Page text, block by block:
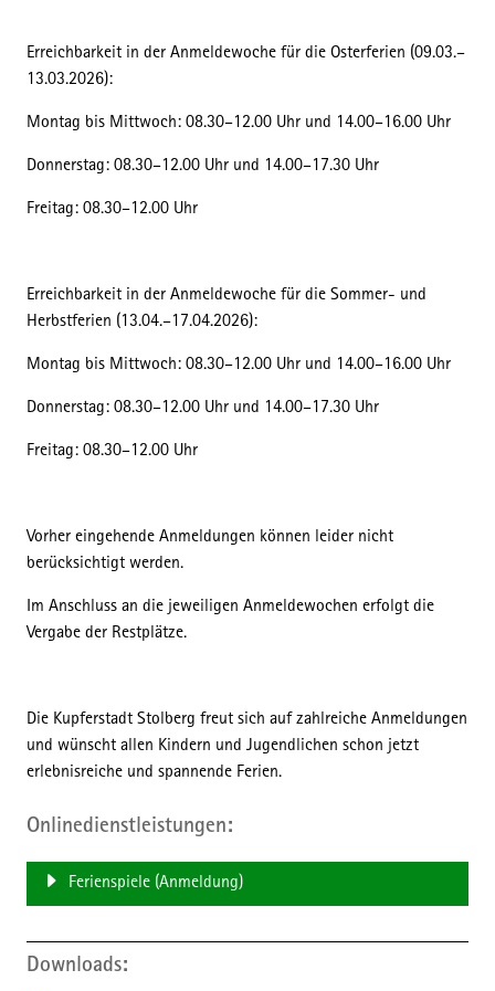
Erreichbarkeit in der Anmeldewoche für die Osterferien (09.03.–
13.03.2026):
Montag bis Mittwoch: 08.30–12.00 Uhr und 14.00–16.00 Uhr
Donnerstag: 08.30–12.00 Uhr und 14.00–17.30 Uhr
Freitag: 08.30–12.00 Uhr
Erreichbarkeit in der Anmeldewoche für die Sommer- und
Herbstferien (13.04.–17.04.2026):
Montag bis Mittwoch: 08.30–12.00 Uhr und 14.00–16.00 Uhr
Donnerstag: 08.30–12.00 Uhr und 14.00–17.30 Uhr
Freitag: 08.30–12.00 Uhr
Vorher eingehende Anmeldungen können leider nicht
berücksichtigt werden.
Im Anschluss an die jeweiligen Anmeldewochen erfolgt die
Vergabe der Restplätze.
Die Kupferstadt Stolberg freut sich auf zahlreiche Anmeldungen
und wünscht allen Kindern und Jugendlichen schon jetzt
erlebnisreiche und spannende Ferien.
Onlinedienstleistungen
Ferienspiele (Anmeldung)
Downloads